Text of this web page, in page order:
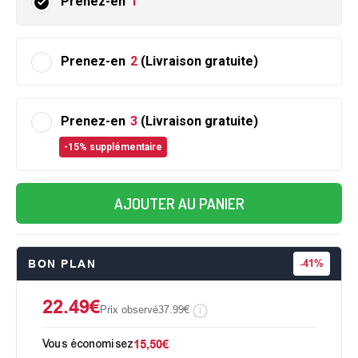
Prenez-en 2 (Livraison gratuite)
Prenez-en 3 (Livraison gratuite)
-15% supplémentaire
AJOUTER AU PANIER
BON PLAN -41%
22.49€Prix observé37.99€
Vous économisez15,50€